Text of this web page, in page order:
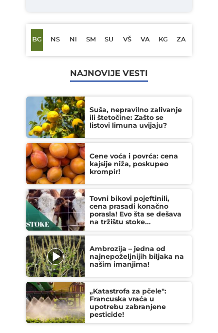
BG NS NI SM SU VŠ VA KG ZA
NAJNOVIJE VESTI
Suša, nepravilno zalivanje
ili štetočine: Zašto se
listovi limuna uvijaju?
Cene voća i povrća: cena
kajsije niža, poskupeo
krompir!
Tovni bikovi pojeftinili,
cena prasadi konačno
porasla! Evo šta se dešava
na tržištu stoke...
Ambrozija – jedna od
najnepoželjnijih biljaka na
našim imanjima!
„Katastrofa za pčele":
Francuska vraća u
upotrebu zabranjene
pesticide!